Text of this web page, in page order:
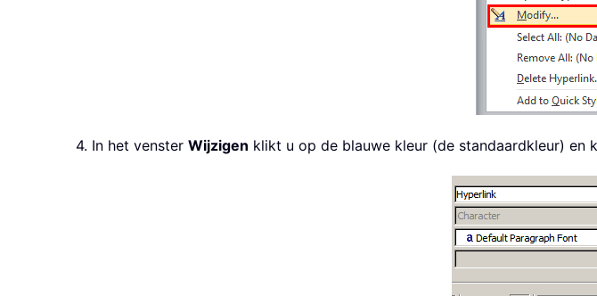
4. In het venster Wijzigen klikt u op de blauwe kleur (de standaardkleur) en